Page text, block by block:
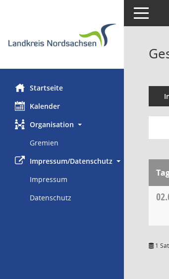
Startseite
Kalender
Organisation
Gremien
Impressum/Datenschutz
Impressum
Datenschutz
Toggle
1